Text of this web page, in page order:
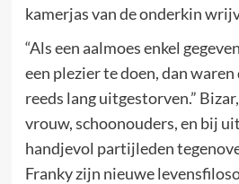
kamerjas van de onderkin
“Als een aalmoes enkel
een plezier te doen, dan waren
reeds lang uitgestorven.”
vrouw, schoonouders, en bij
handjevol partijleden
Franky zijn nieuwe